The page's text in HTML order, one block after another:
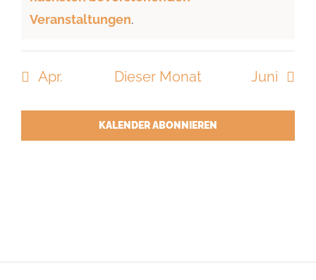
Veranstaltungen.
Apr. Dieser Monat Juni
KALENDER ABONNIEREN